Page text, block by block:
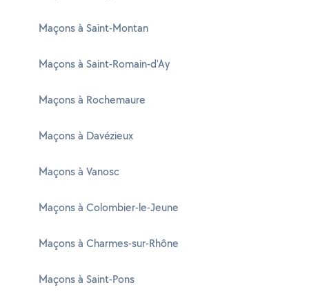
Maçons à Saint-Montan
Maçons à Saint-Romain-d'Ay
Maçons à Rochemaure
Maçons à Davézieux
Maçons à Vanosc
Maçons à Colombier-le-Jeune
Maçons à Charmes-sur-Rhône
Maçons à Saint-Pons